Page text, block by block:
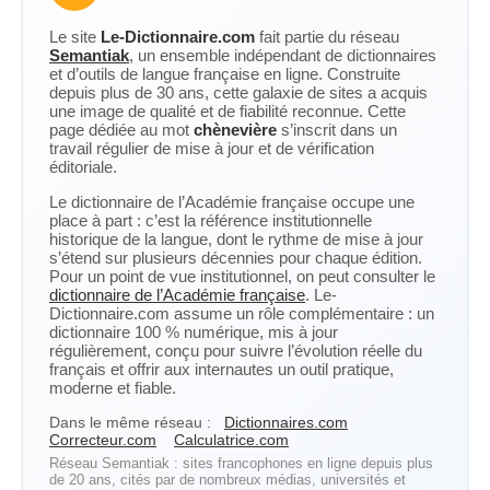
Le site Le-Dictionnaire.com fait partie du réseau
Semantiak, un ensemble indépendant de dictionnaires
et d’outils de langue française en ligne. Construite
depuis plus de 30 ans, cette galaxie de sites a acquis
une image de qualité et de fiabilité reconnue. Cette
page dédiée au mot chènevière s’inscrit dans un
travail régulier de mise à jour et de vérification
éditoriale.
Le dictionnaire de l’Académie française occupe une
place à part : c’est la référence institutionnelle
historique de la langue, dont le rythme de mise à jour
s’étend sur plusieurs décennies pour chaque édition.
Pour un point de vue institutionnel, on peut consulter le
dictionnaire de l’Académie française. Le-
Dictionnaire.com assume un rôle complémentaire : un
dictionnaire 100 % numérique, mis à jour
régulièrement, conçu pour suivre l’évolution réelle du
français et offrir aux internautes un outil pratique,
moderne et fiable.
Dans le même réseau :
Dictionnaires.com
Correcteur.com
Calculatrice.com
Réseau Semantiak : sites francophones en ligne depuis plus
de 20 ans, cités par de nombreux médias, universités et